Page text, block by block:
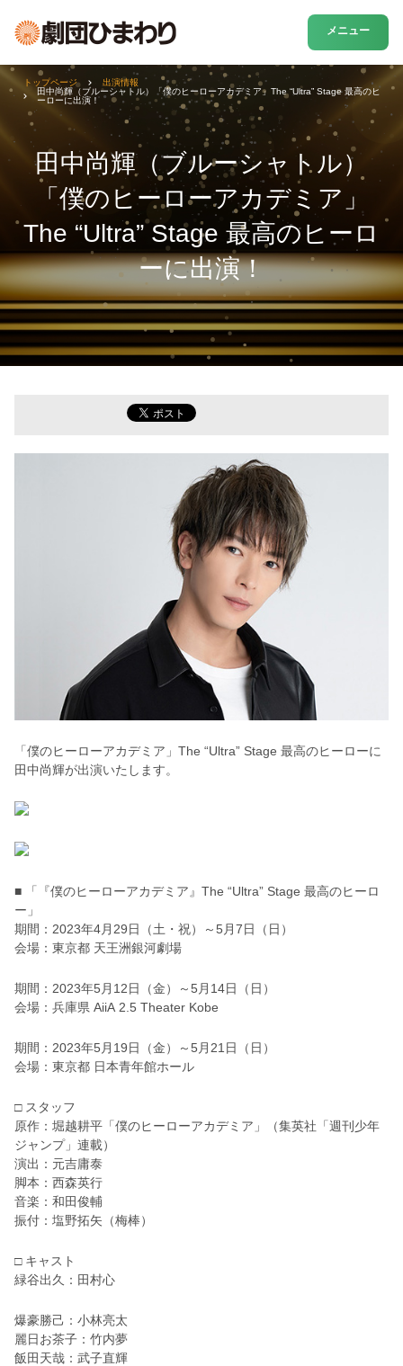
メニュー
田中尚輝（ブルーシャトル）
「僕のヒーローアカデミア」
The “Ultra” Stage 最高のヒーロ
ーに出演！
トップページ
出演情報
田中尚輝（ブルーシャトル）「僕のヒーローアカデミア」The “Ultra” Stage 最高のヒ
ーローに出演！
「僕のヒーローアカデミア」The “Ultra” Stage 最高のヒーローに
田中尚輝が出演いたします。
■ 「『僕のヒーローアカデミア』The “Ultra” Stage 最高のヒーロ
ー」
期間：2023年4月29日（土・祝）～5月7日（日）
会場：東京都 天王洲銀河劇場
期間：2023年5月12日（金）～5月14日（日）
会場：兵庫県 AiiA 2.5 Theater Kobe
期間：2023年5月19日（金）～5月21日（日）
会場：東京都 日本青年館ホール
□ スタッフ
原作：堀越耕平「僕のヒーローアカデミア」（集英社「週刊少年
ジャンプ」連載）
演出：元吉庸泰
脚本：西森英行
音楽：和田俊輔
振付：塩野拓矢（梅棒）
□ キャスト
緑谷出久：田村心
爆豪勝己：小林亮太
麗日お茶子：竹内夢
飯田天哉：武子直輝